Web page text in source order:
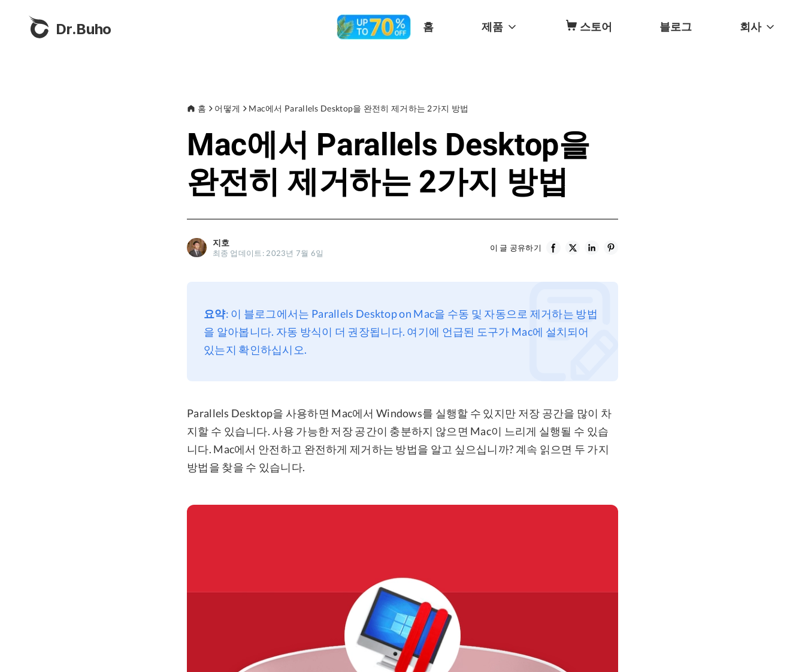
Dr.Buho 홈 제품 스토어 블로그 회사
홈 어떻게 Mac에서 Parallels Desktop을 완전히 제거하는 2가지 방법
Mac에서 Parallels Desktop을
완전히 제거하는 2가지 방법
지호
최종 업데이트: 2023년 7월 6일
이 글 공유하기
요약: 이 블로그에서는 Parallels Desktop on Mac을 수동 및 자동으로 제거하는 방법
을 알아봅니다. 자동 방식이 더 권장됩니다. 여기에 언급된 도구가 Mac에 설치되어
있는지 확인하십시오.
Parallels Desktop을 사용하면 Mac에서 Windows를 실행할 수 있지만 저장 공간을 많이 차
지할 수 있습니다. 사용 가능한 저장 공간이 충분하지 않으면 Mac이 느리게 실행될 수 있습
니다. Mac에서 안전하고 완전하게 제거하는 방법을 알고 싶으십니까? 계속 읽으면 두 가지
방법을 찾을 수 있습니다.